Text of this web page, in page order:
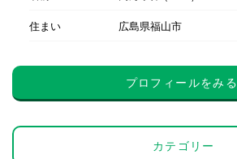
住まい
広島県福山市
プロフィールをみる
カテゴリー